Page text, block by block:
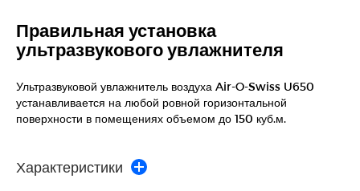
Правильная установка
ультразвукового увлажнителя
Ультразвуковой увлажнитель воздуха Air-O-Swiss U650
устанавливается на любой ровной горизонтальной
поверхности в помещениях объемом до 150 куб.м.
Характеристики